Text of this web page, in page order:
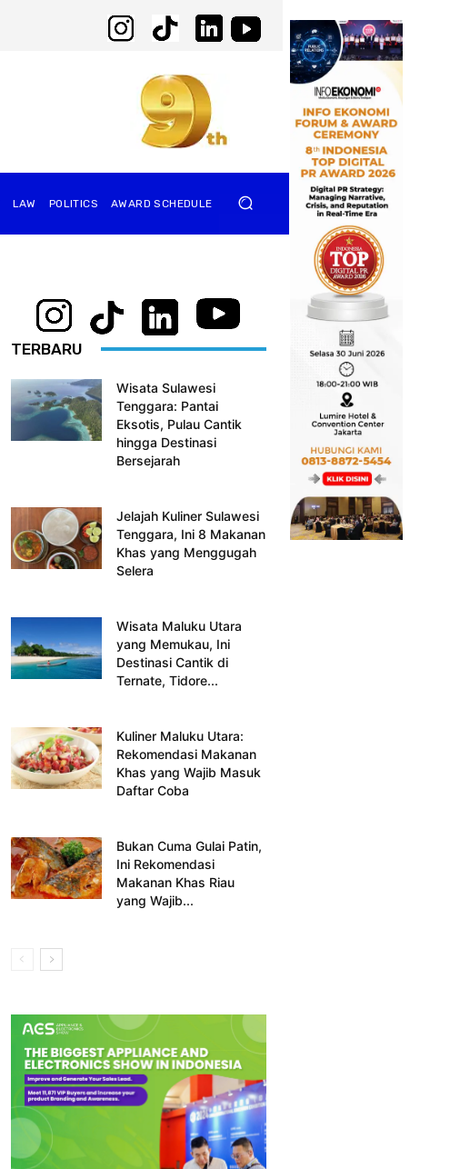
⁠LAW POLITICS AWARD SCHEDULE
TERBARU
Wisata Sulawesi
Tenggara: Pantai
Eksotis, Pulau Cantik
hingga Destinasi
Bersejarah
Jelajah Kuliner Sulawesi
Tenggara, Ini 8 Makanan
Khas yang Menggugah
Selera
Wisata Maluku Utara
yang Memukau, Ini
Destinasi Cantik di
Ternate, Tidore...
Kuliner Maluku Utara:
Rekomendasi Makanan
Khas yang Wajib Masuk
Daftar Coba
Bukan Cuma Gulai Patin,
Ini Rekomendasi
Makanan Khas Riau
yang Wajib...